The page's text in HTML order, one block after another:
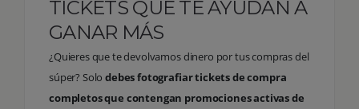
TICKETS QUE TE AYUDAN A
GANAR MÁS
¿Quieres que te devolvamos dinero por tus compras del
súper? Solodebes fotografiar tickets de compra
completos que contengan promociones activas de